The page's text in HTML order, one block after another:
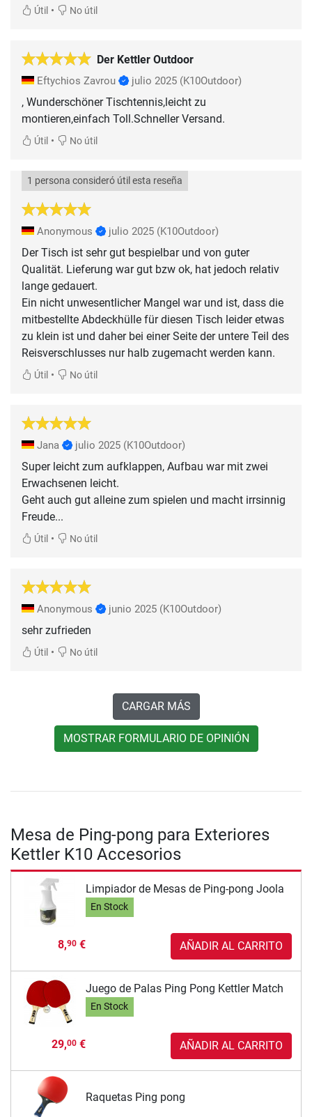
Útil • No útil
Der Kettler Outdoor
Eftychios Zavrou julio 2025 (K10Outdoor)
, Wunderschöner Tischtennis,leicht zu
montieren,einfach Toll.Schneller Versand.
Útil • No útil
1 persona consideró útil esta reseña
Anonymous julio 2025 (K10Outdoor)
Der Tisch ist sehr gut bespielbar und von guter
Qualität. Lieferung war gut bzw ok, hat jedoch relativ
lange gedauert.
Ein nicht unwesentlicher Mangel war und ist, dass die
mitbestellte Abdeckhülle für diesen Tisch leider etwas
zu klein ist und daher bei einer Seite der untere Teil des
Reisverschlusses nur halb zugemacht werden kann.
Útil • No útil
Jana julio 2025 (K10Outdoor)
Super leicht zum aufklappen, Aufbau war mit zwei
Erwachsenen leicht.
Geht auch gut alleine zum spielen und macht irrsinnig
Freude...
Útil • No útil
Anonymous junio 2025 (K10Outdoor)
sehr zufrieden
Útil • No útil
CARGAR MÁS
MOSTRAR FORMULARIO DE OPINIÓN
Mesa de Ping-pong para Exteriores
Kettler K10 Accesorios
Limpiador de Mesas de Ping-pong Joola
En Stock
8,90€ AÑADIR AL CARRITO
Juego de Palas Ping Pong Kettler Match
En Stock
29,00€ AÑADIR AL CARRITO
Raquetas Ping pong